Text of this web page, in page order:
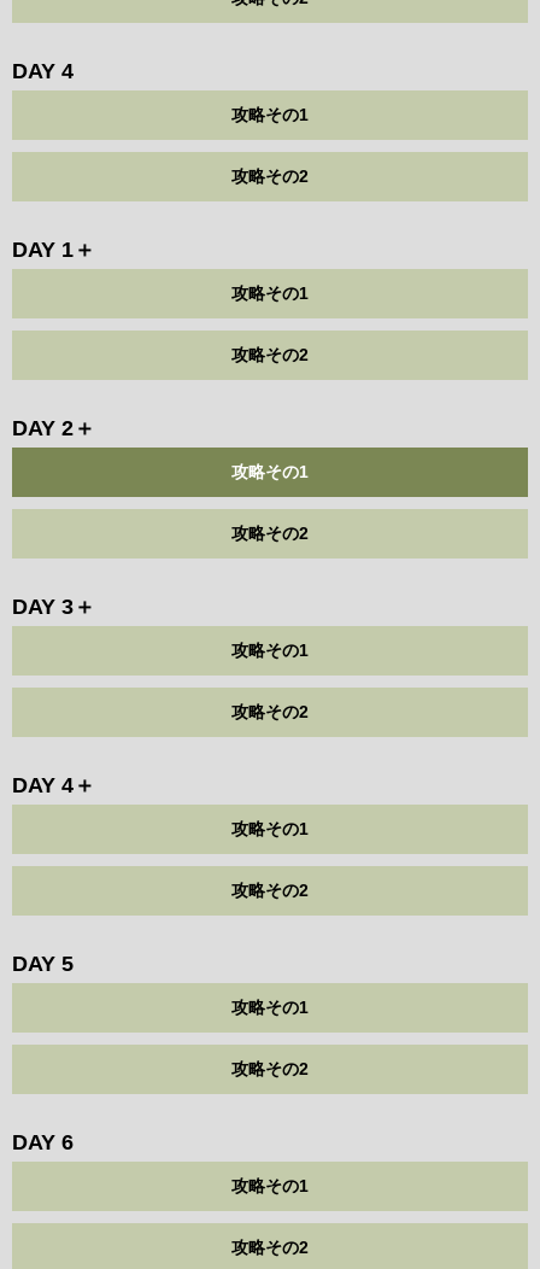
DAY 4
攻略その1
攻略その2
DAY 1＋
攻略その1
攻略その2
DAY 2＋
攻略その1
攻略その2
DAY 3＋
攻略その1
攻略その2
DAY 4＋
攻略その1
攻略その2
DAY 5
攻略その1
攻略その2
DAY 6
攻略その1
攻略その2